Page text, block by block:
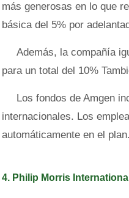
más generosas en lo que
básica del 5% por
Además, la compañía
para un total del 10%
Los fondos de Amgen
internacionales. Los
automáticamente en el plan.
4. Philip Morris